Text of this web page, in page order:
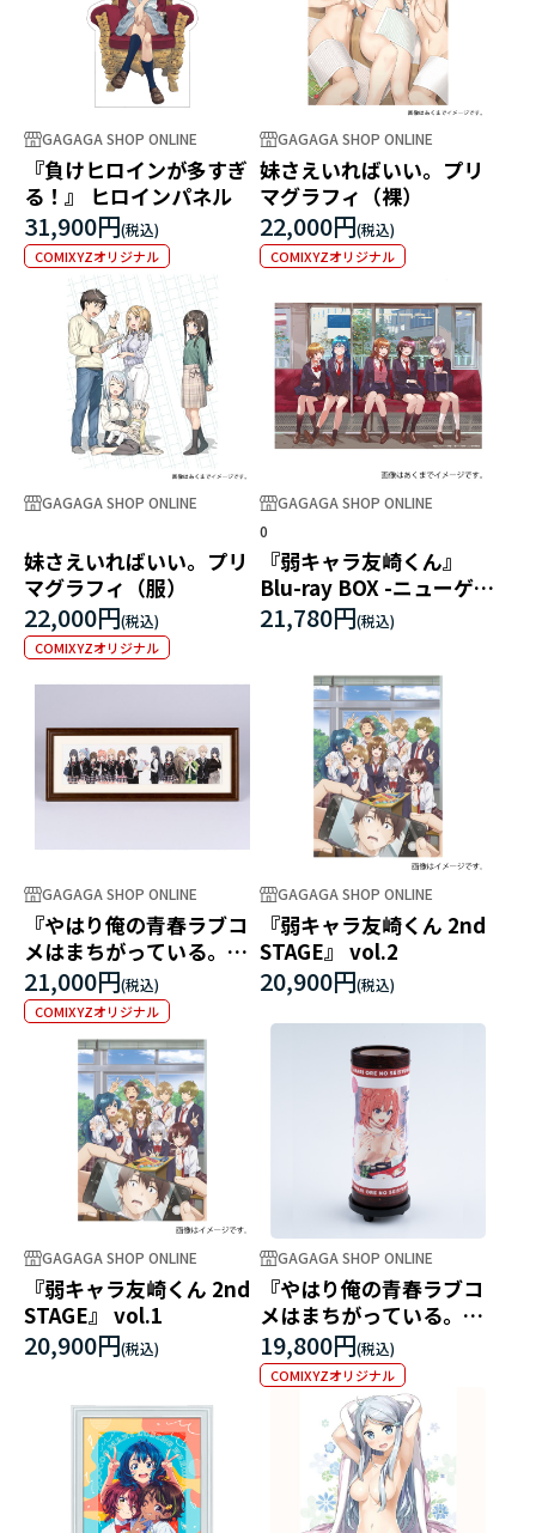
GAGAGA SHOP ONLINE
『負けヒロインが多すぎ
る！』 ヒロインパネル
31,900円
COMIXYZオリジナル
GAGAGA SHOP ONLINE
妹さえいればいい。プリ
マグラフィ（裸）
22,000円
COMIXYZオリジナル
GAGAGA SHOP ONLINE
妹さえいればいい。プリ
マグラフィ（服）
22,000円
COMIXYZオリジナル
GAGAGA SHOP ONLINE
0
『弱キャラ友崎くん』
Blu-ray BOX -ニューゲー
ムエディション-
21,780円
GAGAGA SHOP ONLINE
『やはり俺の青春ラブコ
メはまちがっている。』
10周年記念 プリマグラフ
ィ
21,000円
COMIXYZオリジナル
GAGAGA SHOP ONLINE
『弱キャラ友崎くん 2nd
STAGE』 vol.2
20,900円
GAGAGA SHOP ONLINE
『弱キャラ友崎くん 2nd
STAGE』 vol.1
20,900円
GAGAGA SHOP ONLINE
『やはり俺の青春ラブコ
メはまちがっている。』
行灯LEDランプ
19,800円
COMIXYZオリジナル